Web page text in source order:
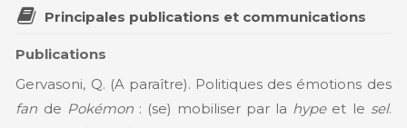
Principales publications et communications
Publications
Gervasoni, Q. (A paraître). Politiques des émotions des
fan de Pokémon : (se) mobiliser par la hype et le sel.